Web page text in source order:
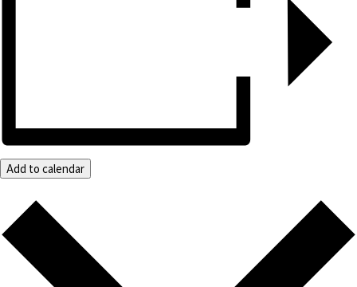
Add to calendar